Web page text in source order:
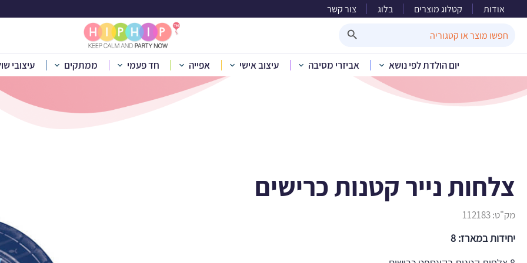
אודות קטלוג מוצרים בלוג צור קשר
for:
יום הולדת לפי נושא אביזרי מסיבה עיצוב אישי אפייה חד פעמי ממתקים עיצובי
צלחות נייר קטנות
בית»קטלוג מוצרים»יום הולדת לפי נושא יום הולדת חיות יום הולדת כרישים»
צלחות נייר קטנות כרישים
מק"ט:112183
יחידות במארז: 8